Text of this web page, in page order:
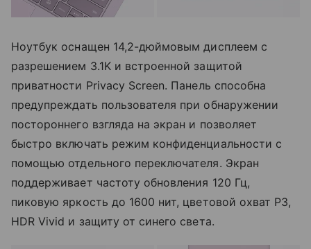
Ноутбук оснащен 14,2-дюймовым дисплеем с
разрешением 3.1K и встроенной защитой
приватности Privacy Screen. Панель способна
предупреждать пользователя при обнаружении
постороннего взгляда на экран и позволяет
быстро включать режим конфиденциальности с
помощью отдельного переключателя. Экран
поддерживает частоту обновления 120 Гц,
пиковую яркость до 1600 нит, цветовой охват P3,
HDR Vivid и защиту от синего света.